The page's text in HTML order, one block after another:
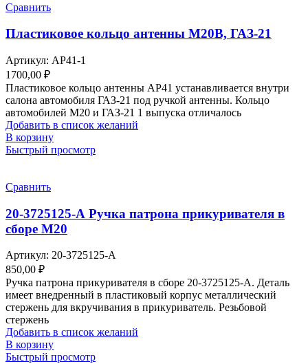
Сравнить
Пластиковое кольцо антенны М20В, ГАЗ-21
Артикул: АР41-1
1700,00 ₽
Пластиковое кольцо антенны АР41 устанавливается внутри
салона автомобиля ГАЗ-21 под ручкой антенны. Кольцо
автомобилей М20 и ГАЗ-21 1 выпуска отличалось
Добавить в список желаний
В корзину
Быстрый просмотр
Сравнить
20-3725125-А Ручка патрона прикуривателя в
сборе М20
Артикул: 20-3725125-А
850,00 ₽
Ручка патрона прикуривателя в сборе 20-3725125-А. Деталь
имеет внедренный в пластиковый корпус металлический
стержень для вкручивания в прикуриватель. Резьбовой
стержень
Добавить в список желаний
В корзину
Быстрый просмотр